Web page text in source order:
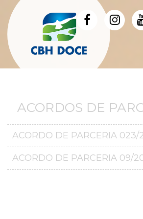
ACORDOS DE
ACORDO DE PARCERIA
ACORDO DE PARCERIA 09/